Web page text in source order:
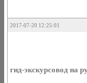
2017-07-20 12:25:01
гид-экскурсовод на